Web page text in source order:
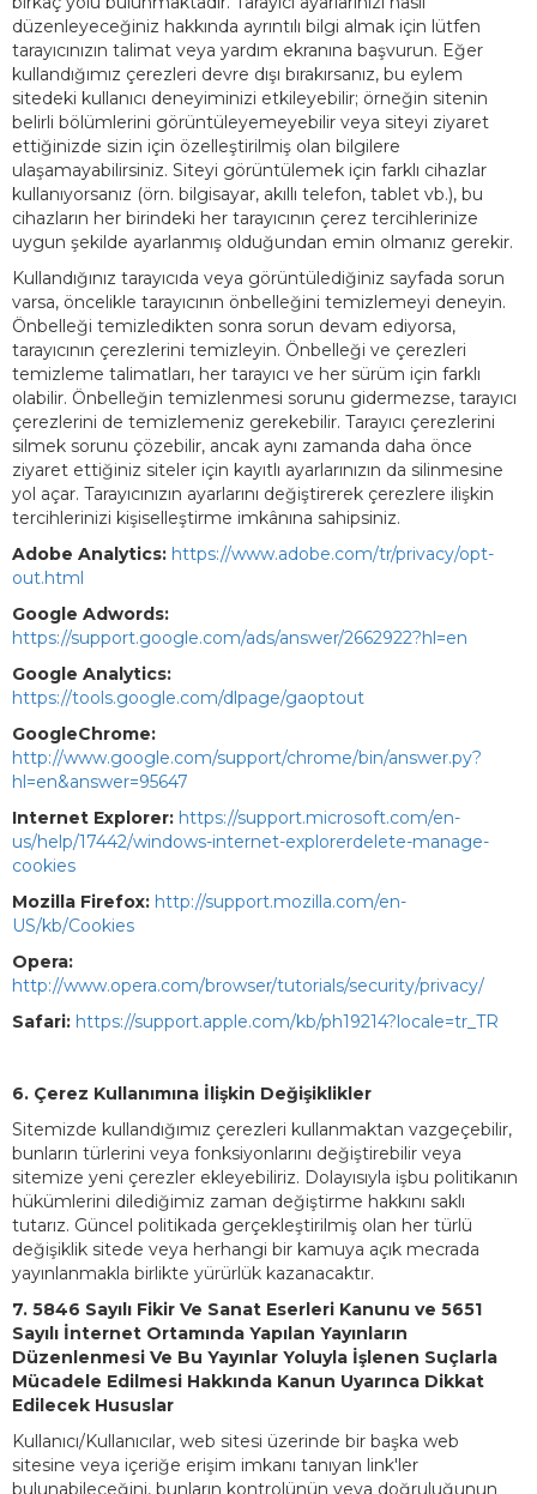
düzenleyeceğiniz hakkında ayrıntılı bilgi almak için lütfen
tarayıcınızın talimat veya yardım ekranına başvurun. Eğer
kullandığımız çerezleri devre dışı bırakırsanız, bu eylem
sitedeki kullanıcı deneyiminizi etkileyebilir; örneğin sitenin
belirli bölümlerini görüntüleyemeyebilir veya siteyi ziyaret
ettiğinizde sizin için özelleştirilmiş olan bilgilere
ulaşamayabilirsiniz. Siteyi görüntülemek için farklı cihazlar
kullanıyorsanız (örn. bilgisayar, akıllı telefon, tablet vb.), bu
cihazların her birindeki her tarayıcının çerez tercihlerinize
uygun şekilde ayarlanmış olduğundan emin olmanız gerekir.
Kullandığınız tarayıcıda veya görüntülediğiniz sayfada sorun
varsa, öncelikle tarayıcının önbelleğini temizlemeyi deneyin.
Önbelleği temizledikten sonra sorun devam ediyorsa,
tarayıcının çerezlerini temizleyin. Önbelleği ve çerezleri
temizleme talimatları, her tarayıcı ve her sürüm için farklı
olabilir. Önbelleğin temizlenmesi sorunu gidermezse, tarayıcı
çerezlerini de temizlemeniz gerekebilir. Tarayıcı çerezlerini
silmek sorunu çözebilir, ancak aynı zamanda daha önce
ziyaret ettiğiniz siteler için kayıtlı ayarlarınızın da silinmesine
yol açar. Tarayıcınızın ayarlarını değiştirerek çerezlere ilişkin
tercihlerinizi kişiselleştirme imkânına sahipsiniz.
Adobe Analytics: https://www.adobe.com/tr/privacy/opt-
out.html
Google Adwords:
https://support.google.com/ads/answer/2662922?hl=en
Google Analytics:
https://tools.google.com/dlpage/gaoptout
GoogleChrome:
http://www.google.com/support/chrome/bin/answer.py?
hl=en&answer=95647
Internet Explorer: https://support.microsoft.com/en-
us/help/17442/windows-internet-explorerdelete-manage-
cookies
Mozilla Firefox: http://support.mozilla.com/en-
US/kb/Cookies
Opera:
http://www.opera.com/browser/tutorials/security/privacy/
Safari: https://support.apple.com/kb/ph19214?locale=tr_TR
6. Çerez Kullanımına İlişkin Değişiklikler
Sitemizde kullandığımız çerezleri kullanmaktan vazgeçebilir,
bunların türlerini veya fonksiyonlarını değiştirebilir veya
sitemize yeni çerezler ekleyebiliriz. Dolayısıyla işbu politikanın
hükümlerini dilediğimiz zaman değiştirme hakkını saklı
tutarız. Güncel politikada gerçekleştirilmiş olan her türlü
değişiklik sitede veya herhangi bir kamuya açık mecrada
yayınlanmakla birlikte yürürlük kazanacaktır.
7. 5846 Sayılı Fikir Ve Sanat Eserleri Kanunu ve 5651
Sayılı İnternet Ortamında Yapılan Yayınların
Düzenlenmesi Ve Bu Yayınlar Yoluyla İşlenen Suçlarla
Mücadele Edilmesi Hakkında Kanun Uyarınca Dikkat
Edilecek Hususlar
Kullanıcı/Kullanıcılar, web sitesi üzerinde bir başka web
sitesine veya içeriğe erişim imkanı tanıyan link'ler
bulunabileceğini, bunların kontrolünün veya doğruluğunun